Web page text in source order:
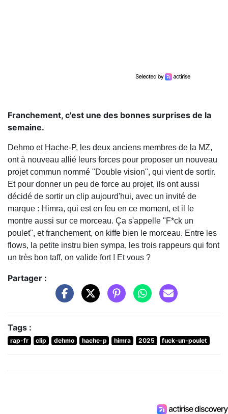
Franchement, c'est une des bonnes surprises de la
semaine.
Dehmo et Hache-P, les deux anciens membres de la MZ,
ont à nouveau allié leurs forces pour proposer un nouveau
projet commun nommé "Double vision", qui vient de sortir.
Et pour donner un peu de force au projet, ils ont aussi
décidé de sortir un clip aujourd'hui, avec un invité de
marque : Himra, qui est en feu en ce moment, et il le
montre aussi sur ce morceau. Ça s'appelle "F*ck un
poulet", et franchement, on kiffe bien le morceau. Entre les
flows, la petite instru bien sympa, les trois rappeurs qui font
un très bon taff, on valide fort ! Et vous ?
Partager :
Tags :
rap-fr clip dehmo hache-p himra 2025 fuck-un-poulet